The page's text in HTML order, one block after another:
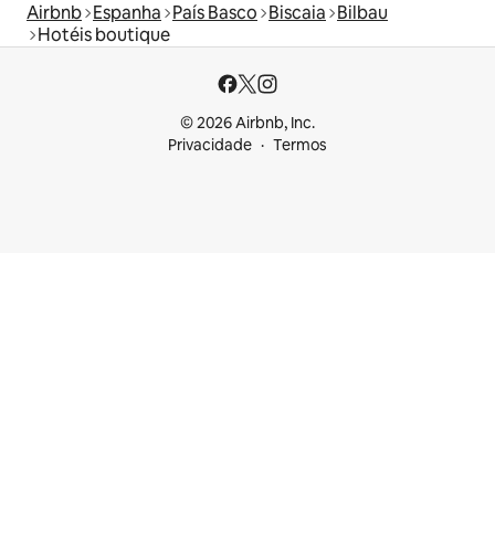
Airbnb Espanha País Basco Biscaia Bilbau
Hotéis boutique
© 2026 Airbnb, Inc.
Privacidade
Termos